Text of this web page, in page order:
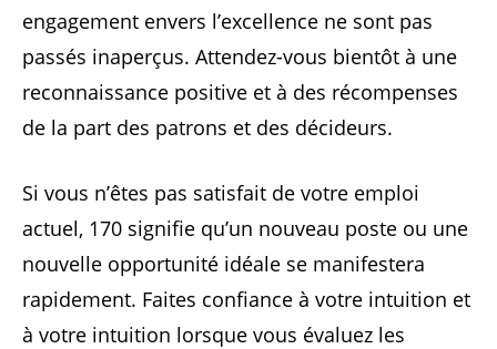
engagement envers l’excellence ne sont pas
passés inaperçus. Attendez-vous bientôt à une
reconnaissance positive et à des récompenses
de la part des patrons et des décideurs.
Si vous n’êtes pas satisfait de votre emploi
actuel, 170 signifie qu’un nouveau poste ou une
nouvelle opportunité idéale se manifestera
rapidement. Faites confiance à votre intuition et
à votre intuition lorsque vous évaluez les